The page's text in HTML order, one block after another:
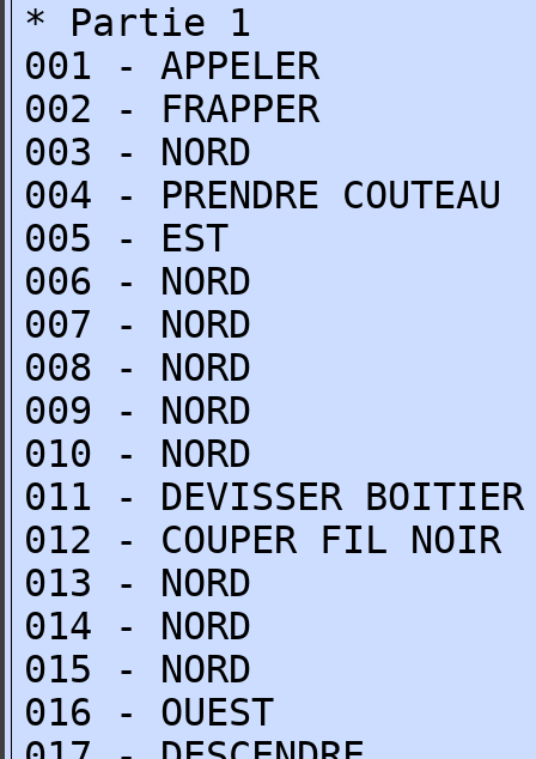
* Partie 1
001 - APPELER
002 - FRAPPER
003 - NORD
004 - PRENDRE COUTEAU
005 - EST
006 - NORD
007 - NORD
008 - NORD
009 - NORD
010 - NORD
011 - DEVISSER BOITIER
012 - COUPER FIL NOIR
013 - NORD
014 - NORD
015 - NORD
016 - OUEST